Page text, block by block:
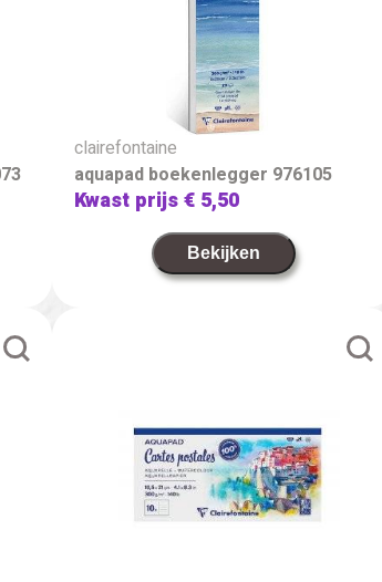
clairefontaine
aquapad boekenlegger 976105
Kwast prijs€ 5,50
Bekijken